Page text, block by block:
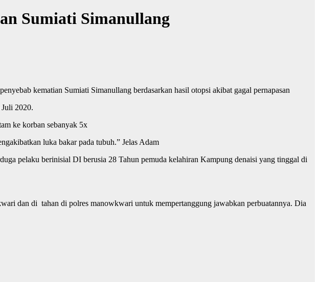
Sumiati Simanullang
kematian Sumiati Simanullang berdasarkan hasil otopsi akibat gagal pernapasan
2020.
ke korban sebanyak 5x
luka bakar pada tubuh.” Jelas Adam
pelaku berinisial DI berusia 28 Tahun pemuda kelahiran Kampung denaisi yang tinggal di
dan di tahan di polres manowkwari untuk mempertanggung jawabkan perbuatannya. Dia